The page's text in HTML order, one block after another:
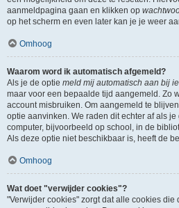
aanmeldpagina gaan en klikken op
op het scherm en even later kan je je weer
Omhoog
Waarom word ik automatisch afgemeld?
Als je de optie meld mij automatisch aan bij
maar voor een bepaalde tijd aangemeld. Zo
account misbruiken. Om aangemeld te
optie aanvinken. We raden dit echter af als
computer, bijvoorbeeld op school, in de
Als deze optie niet beschikbaar is, heeft de
Omhoog
Wat doet "verwijder cookies"?
"Verwijder cookies" zorgt dat alle cookies